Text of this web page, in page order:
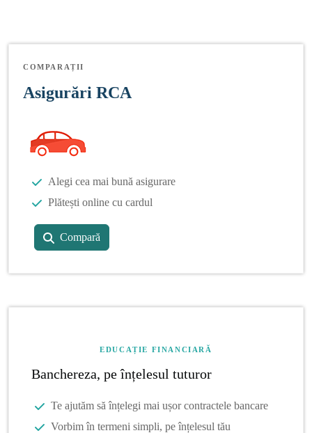
COMPARAȚII
Asigurări RCA
Alegi cea mai bună asigurare
Plătești online cu cardul
Compară
EDUCAȚIE FINANCIARĂ
Banchereza, pe înțelesul tuturor
Te ajutăm să înțelegi mai ușor contractele bancare
Vorbim în termeni simpli, pe înțelesul tău